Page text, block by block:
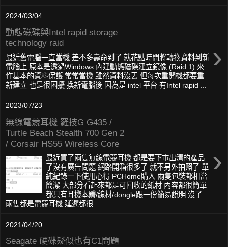
2024/03/04
動態磁碟與Intel rapid storage
technology raid
›
最近舊電腦一直當機 差不多壽命到了 就花點時間將轉換資料到新
電腦上 原本是透過Windows 內建動態磁碟建立鏡像 (Raid 1) 來
作基本的資料保護 常常當機 雖然資料沒丟 但每次重開機都要重
新建立 也是很困擾 換新電腦後 因為是 intel 平台 有Intel rapid ...
2023/07/23
無線電競耳機 羅技G G435 /
Turtle Beach Stealth 700 Gen 2
/ Corsair HS55 Wireless Core
›
最近買了兩隻無線電競耳機 都是要下市出清的產品
了沒有廣告問題 網路開箱很多了 就不另外拍照了 單
純紀錄一下使用心得 PCHome購入 兩隻包裝都相當
簡潔 大部分看起來都是可回收的紙材 內容都很簡單
都只有耳機本體/線材/dongle跟一份簡易說明 沒了
兩隻都是電競耳機 延遲都很...
2021/04/20
Seagate 硬碟疑似也有C1問題